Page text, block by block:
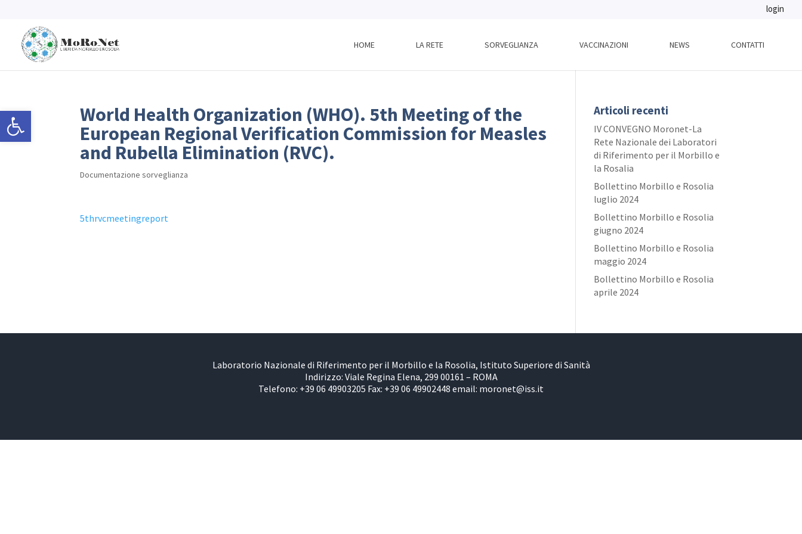
Open toolbar
login
HOME LA RETE SORVEGLIANZA VACCINAZIONI NEWS CONTATTI
World Health Organization (WHO). 5th Meeting of the
European Regional Verification Commission for Measles
and Rubella Elimination (RVC).
Documentazione sorveglianza
5thrvcmeetingreport
Articoli recenti
IV CONVEGNO Moronet-La
Rete Nazionale dei Laboratori
di Riferimento per il Morbillo e
la Rosalia
Bollettino Morbillo e Rosolia
luglio 2024
Bollettino Morbillo e Rosolia
giugno 2024
Bollettino Morbillo e Rosolia
maggio 2024
Bollettino Morbillo e Rosolia
aprile 2024
Laboratorio Nazionale di Riferimento per il Morbillo e la Rosolia, Istituto Superiore di Sanità
Indirizzo: Viale Regina Elena, 299 00161 – ROMA
Telefono: +39 06 49903205 Fax: +39 06 49902448 email: moronet@iss.it